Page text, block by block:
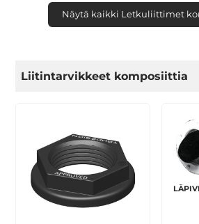
Näytä kaikki Letkuliittimet
Liitintarvikkeet komposiittia